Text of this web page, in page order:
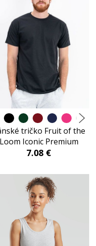
tričko Fruit of the
Loom Iconic Premium
7.08 €